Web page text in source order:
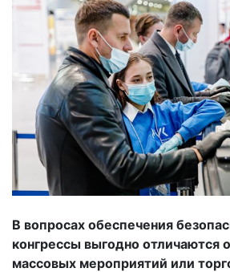
В вопросах обеспечения
конгрессы выгодно отличаются
массовых мероприятий или